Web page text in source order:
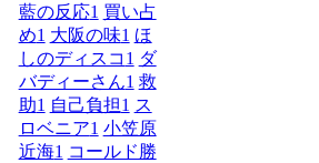
藍の反応1 買い占
め1 大阪の味1 ほ
しのディスコ 1 ダ
バディーさん1 救
助1 自己負担1 ス
ロベニア1 小笠原
近海1 コールド勝